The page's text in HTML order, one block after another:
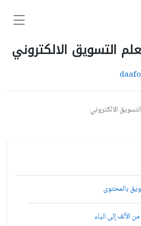
التسويق الالكتروني
الالكتروني
بالمحتوى
إلى الياء